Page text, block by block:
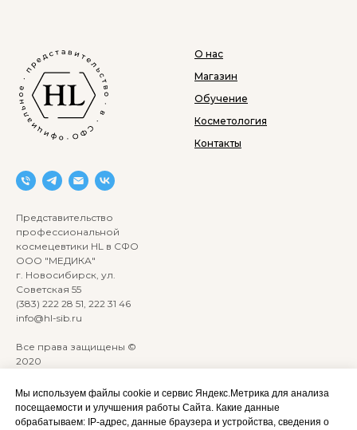
Мы используем файлы cookie и сервис Яндекс.Метрика для анализа
посещаемости и улучшения работы Сайта. Какие данные
обрабатываем: IP‑адрес, данные браузера и устройства, сведения о
Представительство
профессиональной
космецевтики HL в СФО
ООО "МЕДИКА"
г. Новосибирск, ул.
Советская 55
(383) 222 28 51, 222 31 46
info@hl-sib.ru
Все права защищены ©
2020
ANKRYONK
О нас
Магазин
Обучение
Косметология
Контакты